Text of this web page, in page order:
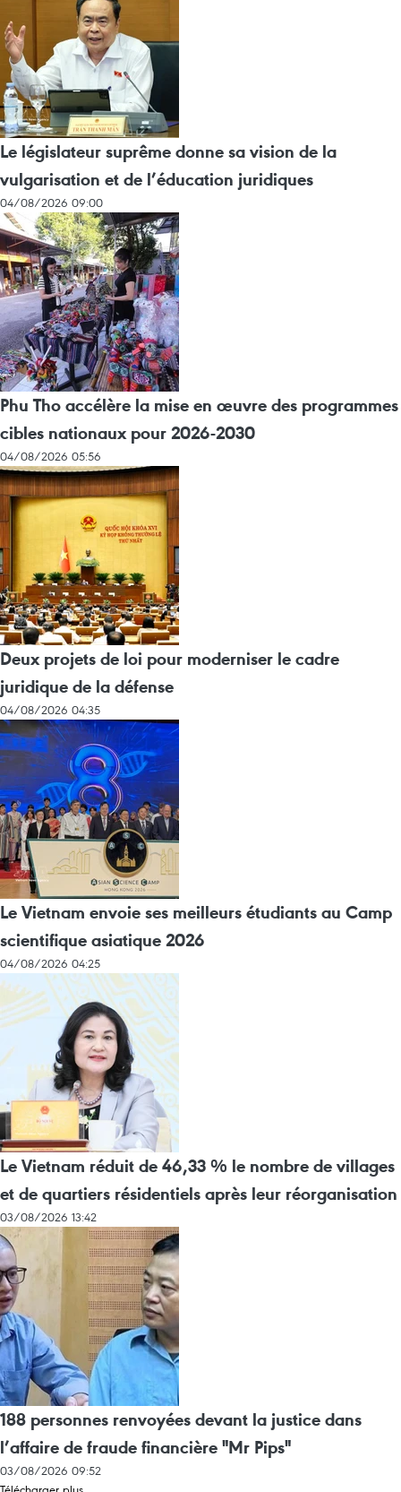
Le législateur suprême donne sa vision de la
vulgarisation et de l’éducation juridiques
04/08/2026 09:00
Phu Tho accélère la mise en œuvre des programmes
cibles nationaux pour 2026-2030
04/08/2026 05:56
Deux projets de loi pour moderniser le cadre
juridique de la défense
04/08/2026 04:35
Le Vietnam envoie ses meilleurs étudiants au Camp
scientifique asiatique 2026
04/08/2026 04:25
Le Vietnam réduit de 46,33 % le nombre de villages
et de quartiers résidentiels après leur réorganisation
03/08/2026 13:42
188 personnes renvoyées devant la justice dans
l’affaire de fraude financière "Mr Pips"
03/08/2026 09:52